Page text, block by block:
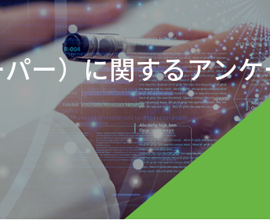
ー）に関するアン